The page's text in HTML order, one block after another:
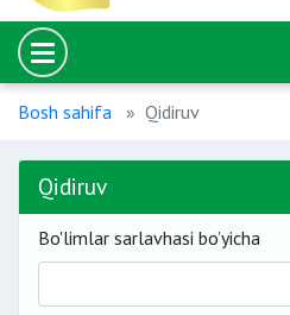
Bosh sahifa Qidiruv
Qidiruv
Bo'limlar sarlavhasi bo’yicha